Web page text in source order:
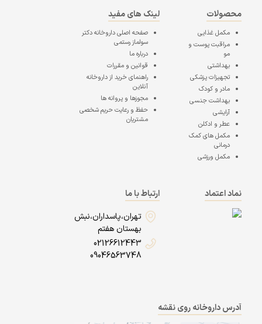
محصولات
مکمل غذایی
مراقبت پوست و
مو
بهداشتی
تجهیزات پزشکی
مادر و کودک
بهداشت جنسی
آرایشی
عطر و ادکلن
مکمل های کمک
درمانی
مکمل ورزشی
لینک های مفید
صفحه اصلیداروخانه دکتر
سولماز رستمی
درباره ما
قوانین و مقررات
راهنمای خرید از داروخانه
آنلاین
مجوزها و پروانه ها
حفظ و رعایت حریم شخصی
مشتریان
نماد اعتماد
ارتباط با ما
تهران،پاسداران،نبش
بهستان هفتم
02126612443
09046563748
آدرس داروخانه روی نقشه